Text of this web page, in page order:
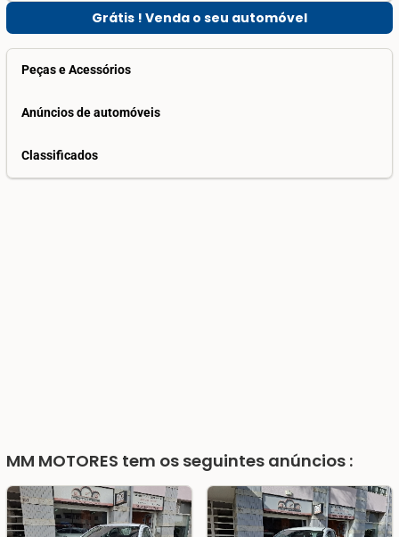
Grátis ! Venda o seu automóvel
Peças e Acessórios
Anúncios de automóveis
Classificados
MM MOTORES tem os seguintes anúncios :